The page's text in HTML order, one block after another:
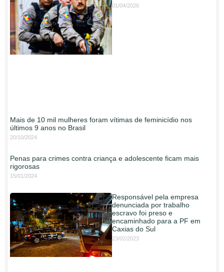
01/04/2026
Mais de 10 mil mulheres foram vítimas de feminicídio nos
últimos 9 anos no Brasil
20/10/2024
Penas para crimes contra criança e adolescente ficam mais
rigorosas
15/01/2024
Responsável pela empresa
denunciada por trabalho
escravo foi preso e
encaminhado para a PF em
Caxias do Sul
23/02/2023